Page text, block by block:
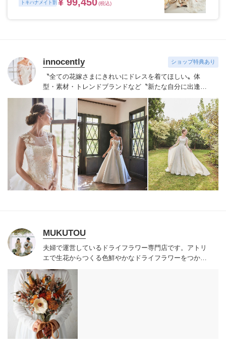
トキハナメイト割 (税込)
innocently ショップ特典あり
〝全ての花嫁さまにきれいにドレスを着てほしい〟 体
型・素材・トレンドブランドなど〝新たな自分に出逢え
る〟幅広いラインナップが揃うinnocently。
素材・デザイ
ンにこだわったオリジナルドレスは3～23号まで展開。
国内外の有名デザイナーズドレスも多数取扱っており、
NYやミラノ・バルセロナからセレクトされたインポート
ドレスは全て日本人花嫁向けにサイズ調整。さらに和装
は1903年創業からの伝統を受け継がれている厳選された
お着物や現代の薫りをちりばめた艶やかなコレクショ
ン。すべての花嫁さまへ後悔しないお衣裳選びをお手伝
いさせて頂きます。
MUKUTOU
夫婦で運営しているドライフラワー専門店です。 アトリ
エで生花からつくる色鮮やかなドライフラワーをつかっ
たブーケやスワッグを販売しています。
ております。
わった後にも長く飾っていただけます。
ちらにも使っていただくこともあるので、それぞれブー
ケを用意するよりもお得にできます。